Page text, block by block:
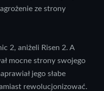
ze strony
2, aniżeli Risen 2. A
mocne strony swojego
jego słabe
rewolucjonizować.